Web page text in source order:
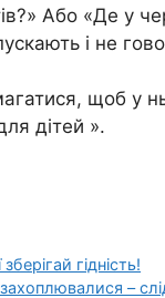
Або «Де у
і не
щоб у
дітей ».
гідність!
–